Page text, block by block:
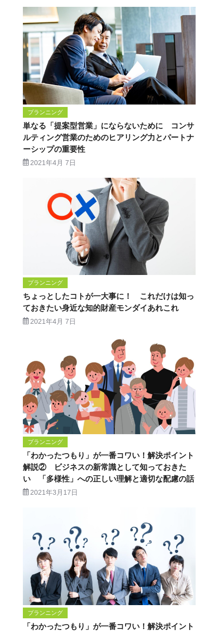
プランニング
単なる「提案型営業」にならないために コンサ
ルティング営業のためのヒアリング力とパートナ
ーシップの重要性
2021年4月 7日
プランニング
ちょっとしたコトが一大事に！ これだけは知っ
ておきたい身近な知的財産モンダイあれこれ
2021年4月 7日
プランニング
「わかったつもり」が一番コワい！解決ポイント
解説② ビジネスの新常識として知っておきた
い 「多様性」への正しい理解と適切な配慮の話
2021年3月17日
プランニング
「わかったつもり」が一番コワい！解決ポイント